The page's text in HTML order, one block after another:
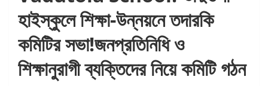
হাইস্কুলে শিক্ষা-উন্নয়নে তদারকি
কমিটির সভা!জনপ্রতিনিধি ও
শিক্ষানুরাগী ব্যক্তিদের নিয়ে কমিটি গঠন